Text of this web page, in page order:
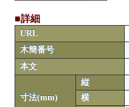
■詳細
URL
木簡番号
本文
寸法(mm)
縦
横